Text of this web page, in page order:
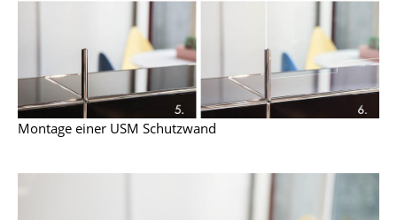
Kinderbetten
Nachttische & Bettzubehör
... alle Betten
Accessoires
Montage einer USM Schutzwand